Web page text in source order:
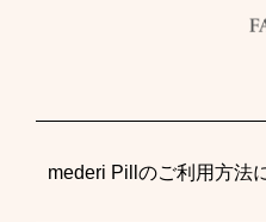
mederi Pillのご利用方法